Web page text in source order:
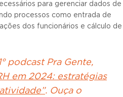
para gerenciar dados de
processos como entrada de
dos funcionários e cálculo de
podcast Pra Gente,
em 2024: estratégias
. Ouça o